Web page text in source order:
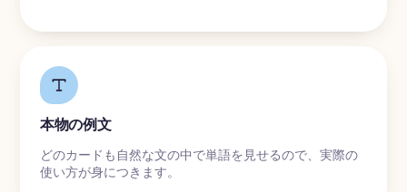
本物の例文
どのカードも自然な文の中で単語を見せるので、実際の
使い方が身につきます。